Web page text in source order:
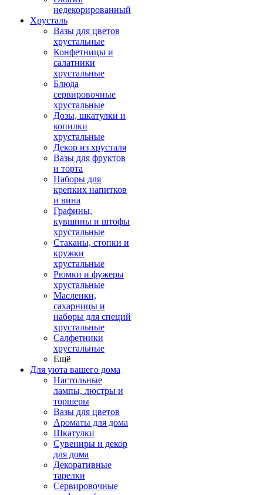
недекорированный
Хрусталь
Вазы для цветов
хрустальные
Конфетницы и
салатники
хрустальные
Блюда
сервировочные
хрустальные
Дозы, шкатулки и
копилки
хрустальные
Декор из хрусталя
Вазы для фруктов
и торта
Наборы для
крепких напитков
и вина
Графины,
кувшины и штофы
хрустальные
Стаканы, стопки и
кружки
хрустальные
Рюмки и фужеры
хрустальные
Масленки,
сахарницы и
наборы для специй
хрустальные
Салфетники
хрустальные
Ещё
Для уюта вашего дома
Настольные
лампы, люстры и
торшеры
Вазы для цветов
Ароматы для дома
Шкатулки
Сувениры и декор
для дома
Декоративные
тарелки
Сервировочные